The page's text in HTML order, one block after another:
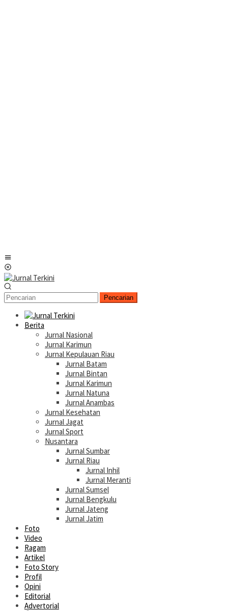
Pencarian
Berita
Jurnal Nasional
Jurnal Karimun
Jurnal Kepulauan Riau
Jurnal Batam
Jurnal Bintan
Jurnal Karimun
Jurnal Natuna
Jurnal Anambas
Jurnal Kesehatan
Jurnal Jagat
Jurnal Sport
Nusantara
Jurnal Sumbar
Jurnal Riau
Jurnal Inhil
Jurnal Meranti
Jurnal Sumsel
Jurnal Bengkulu
Jurnal Jateng
Jurnal Jatim
Foto
Video
Ragam
Artikel
Foto Story
Profil
Opini
Editorial
Advertorial